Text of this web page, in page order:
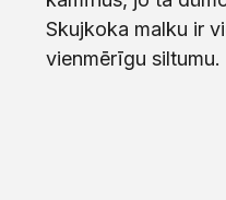
Skujkoka malku ir
vienmērīgu siltumu.